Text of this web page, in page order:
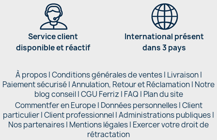
Service client
disponible et réactif
International présent
dans 3 pays
À propos|Conditions générales de ventes| Livraison|
Paiement sécurisé|Annulation, Retour et Réclamation| Notre
blog conseil|CGU Ferriz | FAQ | Plan du site
Commentfer en Europe| Données personnelles|Client
particulier|Client professionnel|Administrations publiques|
Nos partenaires | Mentions légales| Exercer votre droit de
rétractation